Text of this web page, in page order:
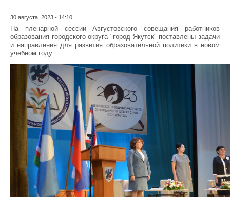
30 августа, 2023 - 14:10
На пленарной сессии Августовского совещания работников
образования городского округа "город Якутск" поставлены задачи
и направления для развития образовательной политики в новом
учебном году.